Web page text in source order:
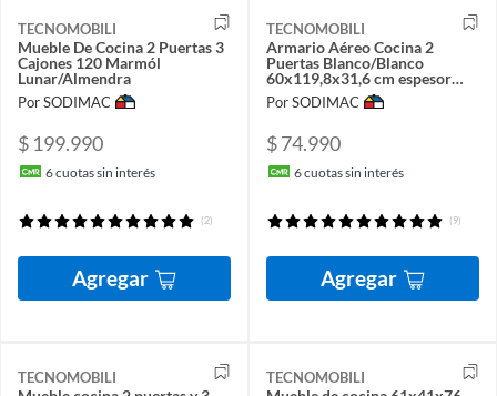
TECNOMOBILI
Mueble De Cocina 2 Puertas 3
Cajones 120 Marmól
Lunar/Almendra
Por SODIMAC
$ 199.990
6cuotas sin interés
(2)
Agregar
TECNOMOBILI
Armario Aéreo Cocina 2
Puertas Blanco/Blanco
60x119,8x31,6 cm espesor
15mm
Por SODIMAC
$ 74.990
6cuotas sin interés
(9)
Agregar
TECNOMOBILI TECNOMOBILI